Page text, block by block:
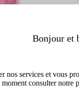
Bonjour et
nos services et vous
consulter notre